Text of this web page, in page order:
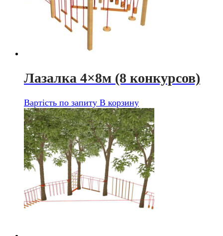
Лазалка 4×8м (8 конкурсов)
Вартість по запиту В корзину